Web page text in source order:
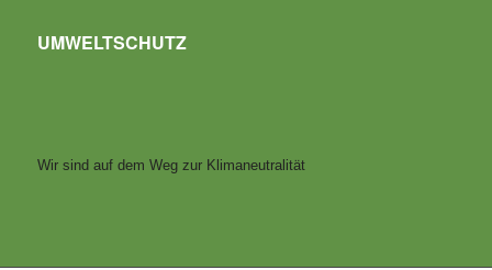
UMWELTSCHUTZ
Wir sind auf dem Weg zur Klimaneutralität